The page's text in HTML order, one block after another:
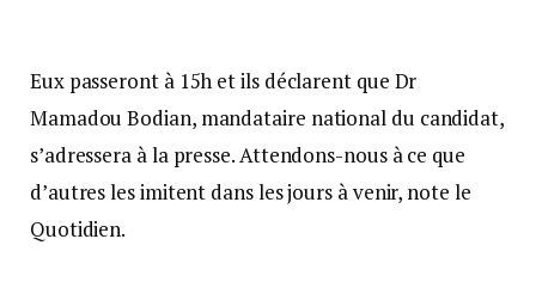
Eux passeront à 15h et ils déclarent que Dr
Mamadou Bodian, mandataire national du candidat,
s’adressera à la presse. Attendons-nous à ce que
d’autres les imitent dans les jours à venir, note le
Quotidien.